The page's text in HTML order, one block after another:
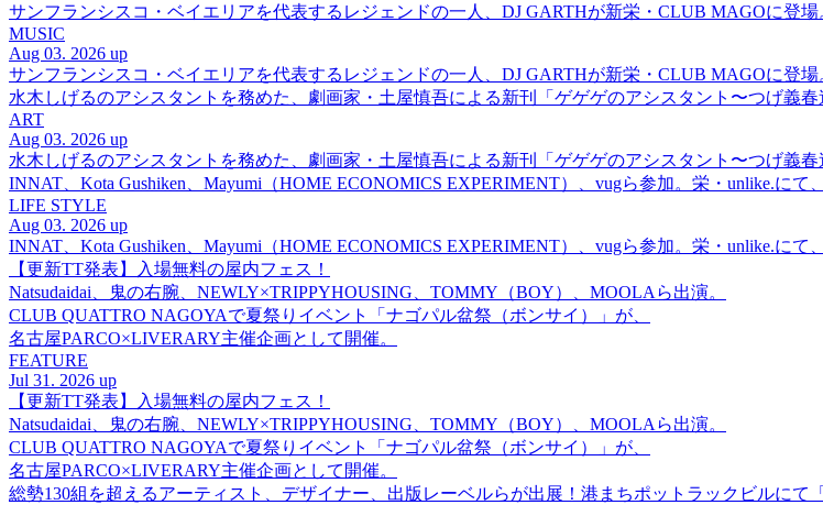
サンフランシスコ・ベイエリアを代表するレジェンドの一人、DJ GARTHが新栄・CLUB MAGOに登場
MUSIC
Aug 03. 2026 up
サンフランシスコ・ベイエリアを代表するレジェンドの一人、DJ GARTHが新栄・CLUB MAGOに登場
水木しげるのアシスタントを務めた、劇画家・土屋慎吾による新刊「ゲゲゲのアシスタント〜つげ義
ART
Aug 03. 2026 up
水木しげるのアシスタントを務めた、劇画家・土屋慎吾による新刊「ゲゲゲのアシスタント〜つげ義
INNAT、Kota Gushiken、Mayumi（HOME ECONOMICS EXPERIMENT）、vugら参加。栄・unlike.にて
LIFE STYLE
Aug 03. 2026 up
INNAT、Kota Gushiken、Mayumi（HOME ECONOMICS EXPERIMENT）、vugら参加。栄・unlike.にて
【更新TT発表】入場無料の屋内フェス！
Natsudaidai、鬼の右腕、NEWLY×TRIPPYHOUSING、TOMMY（BOY）、MOOLAら出演。
CLUB QUATTRO NAGOYAで夏祭りイベント「ナゴパル盆祭（ボンサイ）」が、
名古屋PARCO×LIVERARY主催企画として開催。
FEATURE
Jul 31. 2026 up
【更新TT発表】入場無料の屋内フェス！
Natsudaidai、鬼の右腕、NEWLY×TRIPPYHOUSING、TOMMY（BOY）、MOOLAら出演。
CLUB QUATTRO NAGOYAで夏祭りイベント「ナゴパル盆祭（ボンサイ）」が、
名古屋PARCO×LIVERARY主催企画として開催。
総勢130組を超えるアーティスト、デザイナー、出版レーベルらが出展！港まちポットラックビルにて